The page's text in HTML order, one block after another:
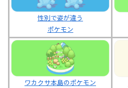
性別で姿が違う
ポケモン
ワカクサ本島のポケモン